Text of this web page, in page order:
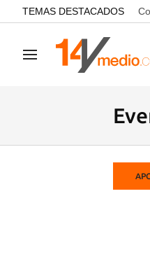
common.go-to-content
TEMAS DESTACADOS
Navegación